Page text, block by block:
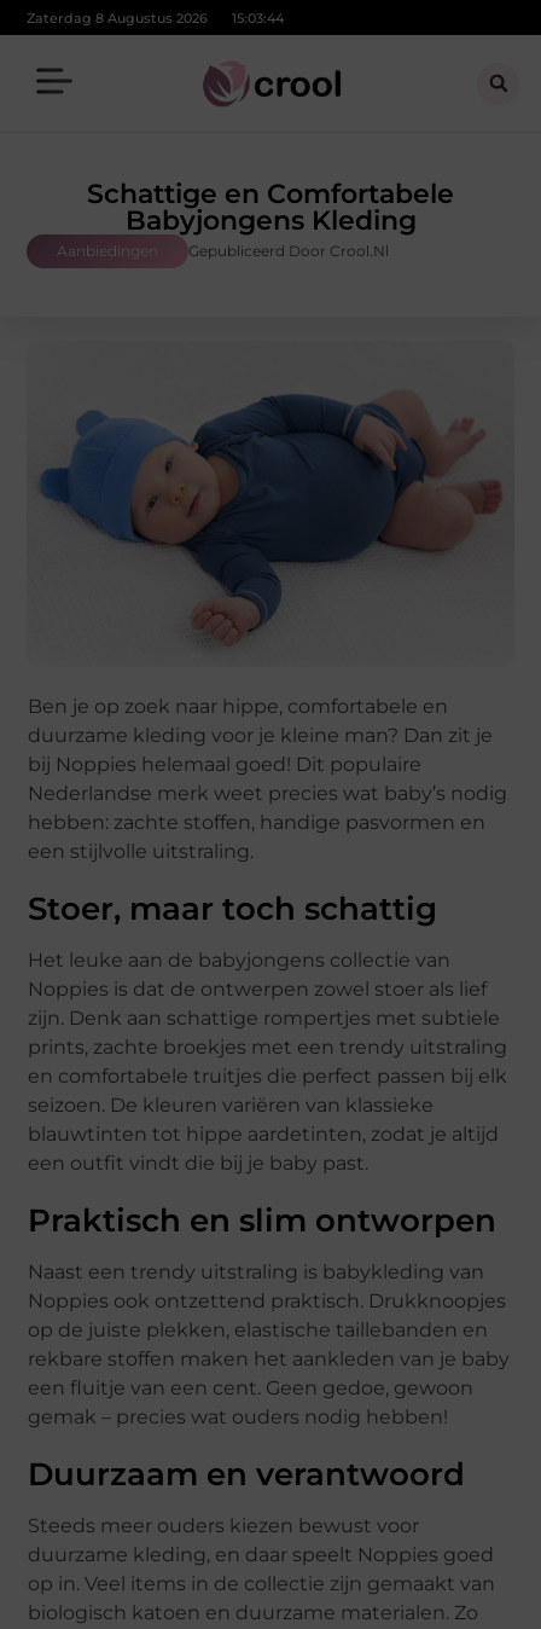
Zaterdag 8 Augustus 2026 15:03:45
Schattige en Comfortabele
Babyjongens Kleding
Aanbiedingen Gepubliceerd Door Crool.nl
Ben je op zoek naar hippe, comfortabele en
duurzame kleding voor je kleine man? Dan zit je
bij Noppies helemaal goed! Dit populaire
Nederlandse merk weet precies wat baby’s nodig
hebben: zachte stoffen, handige pasvormen en
een stijlvolle uitstraling.
Stoer, maar toch schattig
Het leuke aan de babyjongens collectie van
Noppies is dat de ontwerpen zowel stoer als lief
zijn. Denk aan schattige rompertjes met subtiele
prints, zachte broekjes met een trendy uitstraling
en comfortabele truitjes die perfect passen bij elk
seizoen. De kleuren variëren van klassieke
blauwtinten tot hippe aardetinten, zodat je altijd
een outfit vindt die bij je baby past.
Praktisch en slim ontworpen
Naast een trendy uitstraling is babykleding van
Noppies ook ontzettend praktisch. Drukknoopjes
op de juiste plekken, elastische taillebanden en
rekbare stoffen maken het aankleden van je baby
een fluitje van een cent. Geen gedoe, gewoon
gemak – precies wat ouders nodig hebben!
Duurzaam en verantwoord
Steeds meer ouders kiezen bewust voor
duurzame kleding, en daar speelt Noppies goed
op in. Veel items in de collectie zijn gemaakt van
biologisch katoen en duurzame materialen. Zo